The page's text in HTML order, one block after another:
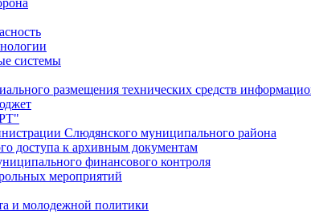
системы
размещения технических средств
Слюдянского муниципального района
доступа к архивным документам
финансового контроля
мероприятий
и молодежной политики